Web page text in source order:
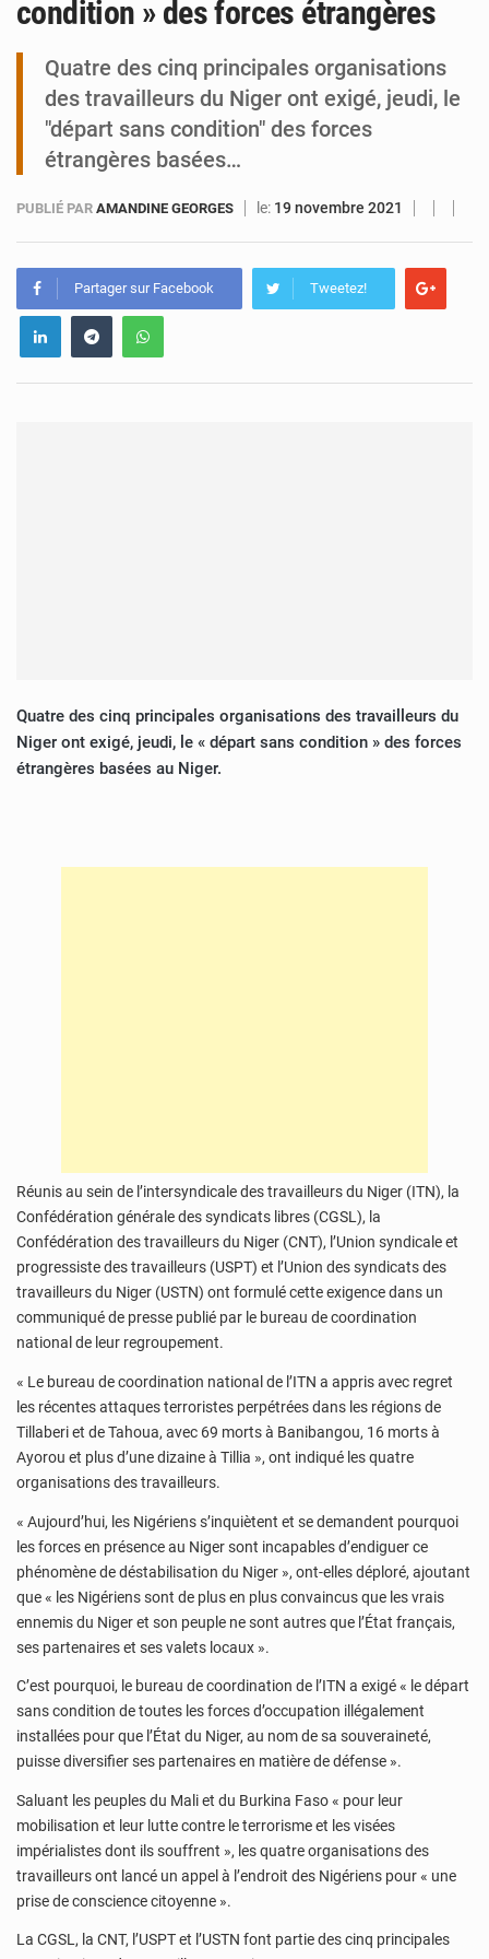
condition » des forces étrangères
Quatre des cinq principales organisations
des travailleurs du Niger ont exigé, jeudi, le
"départ sans condition" des forces
étrangères basées…
PUBLIÉ PAR AMANDINE GEORGES le: 19 novembre 2021
Partager sur Facebook Tweetez!
Quatre des cinq principales organisations des travailleurs du
Niger ont exigé, jeudi, le « départ sans condition » des forces
étrangères basées au Niger.
Réunis au sein de l’intersyndicale des travailleurs du Niger (ITN), la
Confédération générale des syndicats libres (CGSL), la
Confédération des travailleurs du Niger (CNT), l’Union syndicale et
progressiste des travailleurs (USPT) et l’Union des syndicats des
travailleurs du Niger (USTN) ont formulé cette exigence dans un
communiqué de presse publié par le bureau de coordination
national de leur regroupement.
« Le bureau de coordination national de l’ITN a appris avec regret
les récentes attaques terroristes perpétrées dans les régions de
Tillaberi et de Tahoua, avec 69 morts à Banibangou, 16 morts à
Ayorou et plus d’une dizaine à Tillia », ont indiqué les quatre
organisations des travailleurs.
« Aujourd’hui, les Nigériens s’inquiètent et se demandent pourquoi
les forces en présence au Niger sont incapables d’endiguer ce
phénomène de déstabilisation du Niger », ont-elles déploré, ajoutant
que « les Nigériens sont de plus en plus convaincus que les vrais
ennemis du Niger et son peuple ne sont autres que l’État français,
ses partenaires et ses valets locaux ».
C’est pourquoi, le bureau de coordination de l’ITN a exigé « le départ
sans condition de toutes les forces d’occupation illégalement
installées pour que l’État du Niger, au nom de sa souveraineté,
puisse diversifier ses partenaires en matière de défense ».
Saluant les peuples du Mali et du Burkina Faso « pour leur
mobilisation et leur lutte contre le terrorisme et les visées
impérialistes dont ils souffrent », les quatre organisations des
travailleurs ont lancé un appel à l’endroit des Nigériens pour « une
prise de conscience citoyenne ».
La CGSL, la CNT, l’USPT et l’USTN font partie des cinq principales